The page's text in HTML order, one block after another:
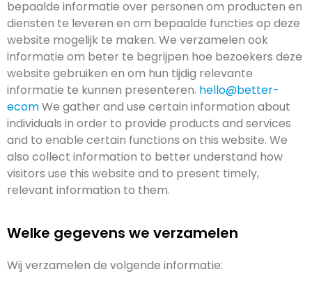
bepaalde informatie over personen om producten en
diensten te leveren en om bepaalde functies op deze
website mogelijk te maken. We verzamelen ook
informatie om beter te begrijpen hoe bezoekers deze
website gebruiken en om hun tijdig relevante
informatie te kunnen presenteren. hello@better-
ecomWe gather and use certain information about
individuals in order to provide products and services
and to enable certain functions on this website. We
also collect information to better understand how
visitors use this website and to present timely,
relevant information to them.
Welke gegevens we verzamelen
Wij verzamelen de volgende informatie: